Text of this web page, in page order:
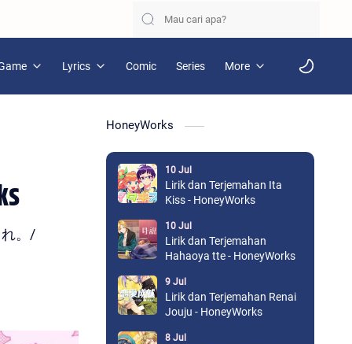
Lyrics Comic Series More
。/
HoneyWorks
10 Jul
Lirik dan Terjemahan Ita
Kiss - HoneyWorks
10 Jul
Lirik dan Terjemahan
Hahaoya tte - HoneyWorks
9 Jul
Lirik dan Terjemahan Renai
Jouju - HoneyWorks
8 Jul